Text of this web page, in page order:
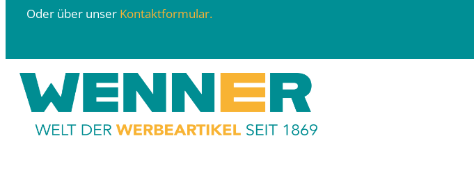
Oder über unser Kontaktformular.